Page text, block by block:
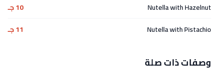
Nutella with Hazelnut
10 جـ
Nutella with Pistachio
11 جـ
وصفات ذات صلة